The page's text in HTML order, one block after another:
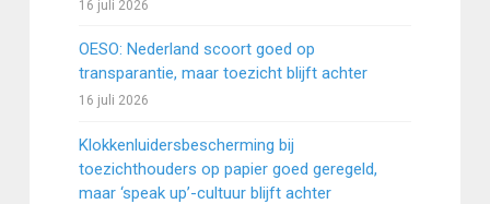
16 juli 2026
OESO: Nederland scoort goed op
transparantie, maar toezicht blijft achter
16 juli 2026
Klokkenluidersbescherming bij
toezichthouders op papier goed geregeld,
maar ‘speak up’-cultuur blijft achter